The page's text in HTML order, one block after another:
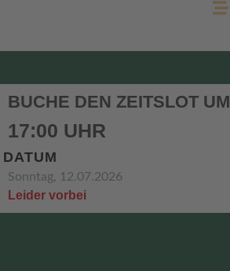
BUCHE DEN ZEITSLOT UM
17:00 UHR
DATUM
Sonntag, 12.07.2026
Leider vorbei